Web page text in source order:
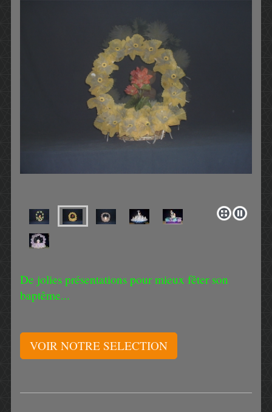
De jolies présentations pour mieux fêter son
baptême...
VOIR NOTRE SELECTION